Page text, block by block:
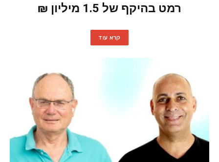
רמט בהיקף של 1.5 מיליון ₪
קרא עוד